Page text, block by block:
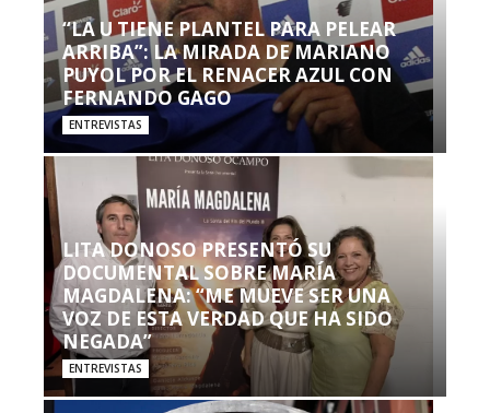
“LA U TIENE PLANTEL PARA PELEAR
ARRIBA”: LA MIRADA DE MARIANO
PUYOL POR EL RENACER AZUL CON
FERNANDO GAGO
ENTREVISTAS
LITA DONOSO PRESENTÓ SU
DOCUMENTAL SOBRE MARÍA
MAGDALENA: “ME MUEVE SER UNA
VOZ DE ESTA VERDAD QUE HA SIDO
NEGADA”
ENTREVISTAS